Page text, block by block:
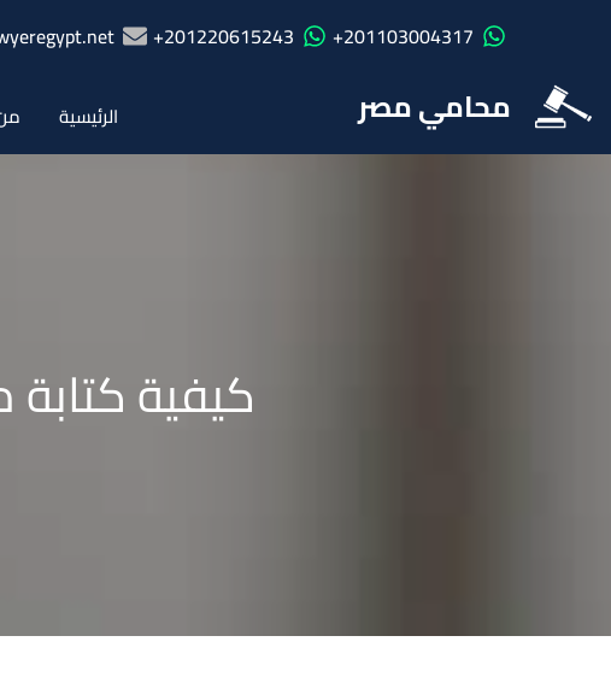
201103004317+
201220615243+
محامي مصر الرئيسية
كيفية كتابة